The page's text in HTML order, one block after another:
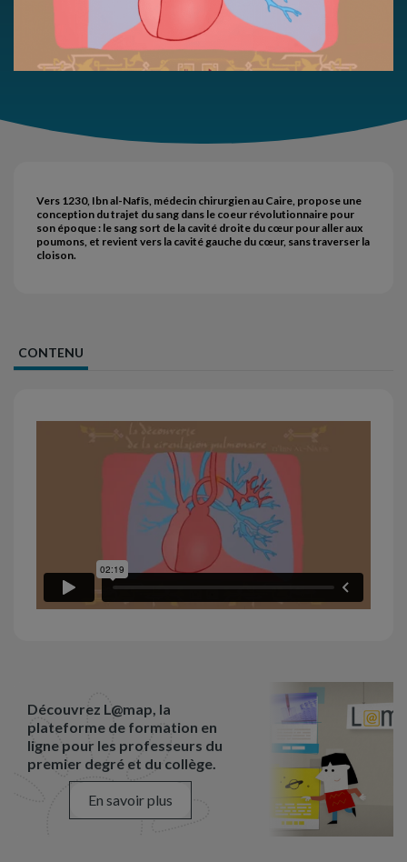
Vers 1230, Ibn al-Nafîs, médecin chirurgien au Caire, propose une
conception du trajet du sang dans le coeur révolutionnaire pour
son époque : le sang sort de la cavité droite du cœur pour aller aux
poumons, et revient vers la cavité gauche du cœur, sans traverser la
cloison.
CONTENU
Découvrez L@map, la
plateforme de formation en
ligne pour les professeurs du
premier degré et du collège.
En savoir plus